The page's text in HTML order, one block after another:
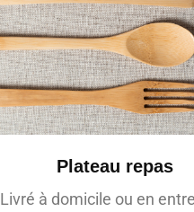
Plateau repas
Livré à domicile ou en